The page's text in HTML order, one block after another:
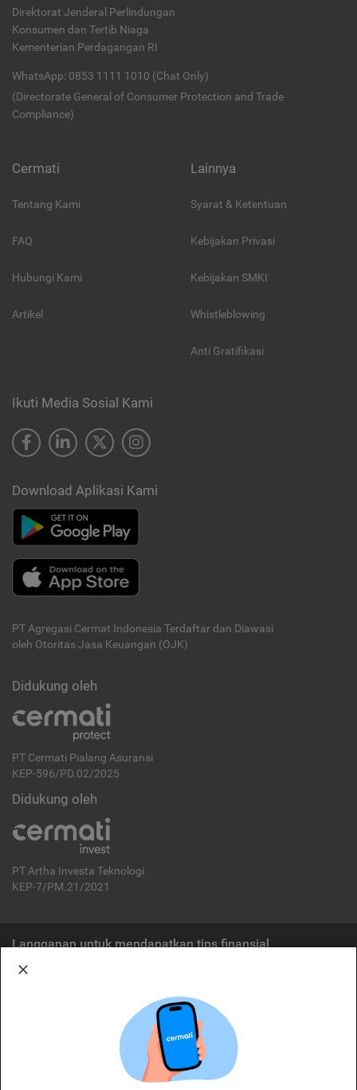
Direktorat Jenderal Perlindungan
Konsumen dan Tertib Niaga
Kementerian Perdagangan RI
WhatsApp: 0853 1111 1010 (Chat Only)
(Directorate General of Consumer Protection and Trade
Compliance)
Cermati
Tentang Kami
FAQ
Hubungi Kami
Artikel
Lainnya
Syarat & Ketentuan
Kebijakan Privasi
Kebijakan SMKI
Whistleblowing
Anti Gratifikasi
Ikuti Media Sosial Kami
Download Aplikasi Kami
PT Agregasi Cermat Indonesia Terdaftar dan Diawasi
oleh Otoritas Jasa Keuangan (OJK)
Didukung oleh
PT Cermati Pialang Asuransi
KEP-596/PD.02/2025
Didukung oleh
PT Artha Investa Teknologi
KEP-7/PM.21/2021
Langganan untuk mendapatkan tips finansial
Cermati merupakan penyelenggara agregasi jasa keuangan yang terdaftar di
OJK. Oleh karena itu, produk dan/atau layanan jasa keuangan yang
ditawarkan bukan merupakan produk dan/atau layanan jasa keuangan yang
diterbitkan oleh Cermati dan Cermati tidak bertanggung jawab atas tuntutan